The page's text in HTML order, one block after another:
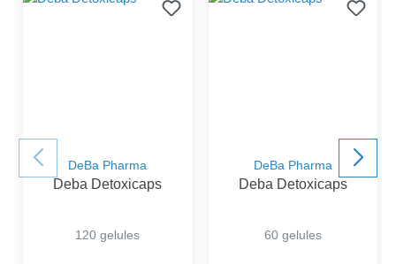
DeBa Pharma
Deba Detoxicaps
120 gelules
DeBa Pharma
Deba Detoxicaps
60 gelules